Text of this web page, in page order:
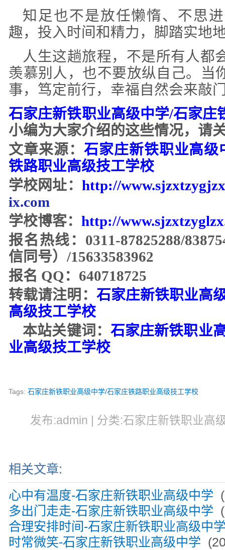
知足也不是放任懒惰、不思
趣，投入时间和精力，脚踏实地
人生这趟旅程，不是所有人都
羡慕别人，也不要放纵自己。当
事，笃定前行，幸福自然会来敲
石家庄新铁职业高级中学/石家庄
小编为大家介绍的这些情况，请
文章来源： 石家庄新铁职业高级
铁路职业高级技工学校
学校网址： http://www.s
ix.com
学校博客：http://
报名热线： 0311-87825288/
信同号）/15633583962
报名 QQ：640718725
转载请注明： 石家庄新铁职业高
高级技工学校
本站关键词： 石家庄新铁职业
业高级技工学校
Tags:石家庄新铁职业高级中学/石家庄铁路职业高级技工学校
发布:admin | 分类:石家庄新铁职业高
相关文章:
心中有温度-石家庄新铁职业高级中学
多出门走走-石家庄新铁职业高级中学
合理安排时间-石家庄新铁职业高级中
时常微笑-石家庄新铁职业高级中学